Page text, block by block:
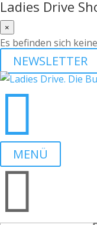
Ladies Drive
×
Es befinden sich
NEWSLETTER

MENÜ
